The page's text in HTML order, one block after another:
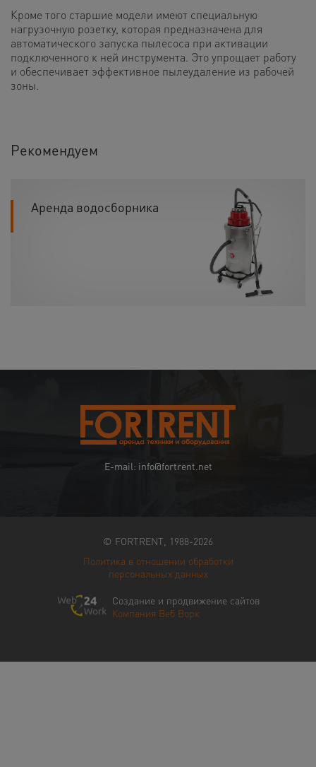
Кроме того старшие модели имеют специальную
нагрузочную розетку, которая предназначена для
автоматического запуска пылесоса при активации
подключенного к ней инструмента. Это упрощает работу
и обеспечивает эффективное пылеудаление из рабочей
зоны.
Рекомендуем
Аренда водосборника
E-mail: info@fortrent.net
© FORTRENT, 1988-2026
Политика в отношении обработки
персональных данных
Создание и продвижение сайтов
Компания Веб Ворк